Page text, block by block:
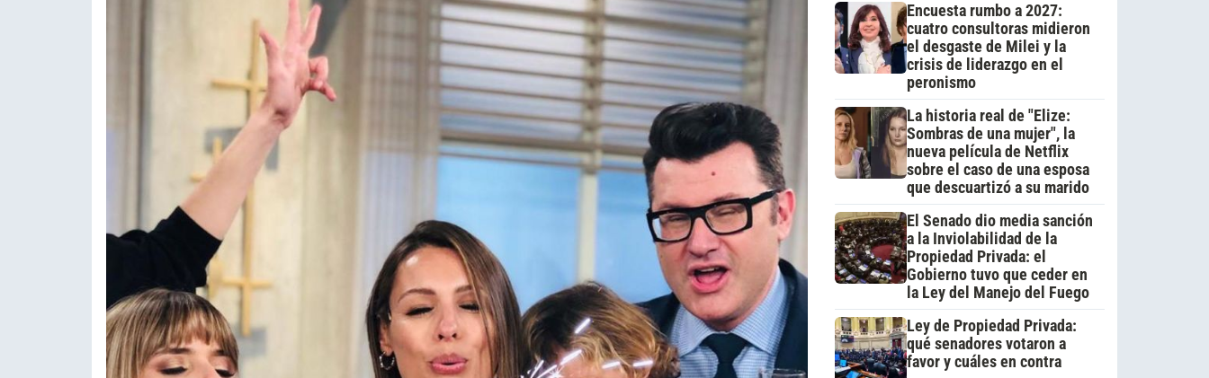
Encuesta rumbo a 2027:
cuatro consultoras midieron
el desgaste de Milei y la
crisis de liderazgo en el
peronismo
La historia real de "Elize:
Sombras de una mujer", la
nueva película de Netflix
sobre el caso de una esposa
que descuartizó a su marido
El Senado dio media sanción
a la Inviolabilidad de la
Propiedad Privada: el
Gobierno tuvo que ceder en
la Ley del Manejo del Fuego
Ley de Propiedad Privada:
qué senadores votaron a
favor y cuáles en contra